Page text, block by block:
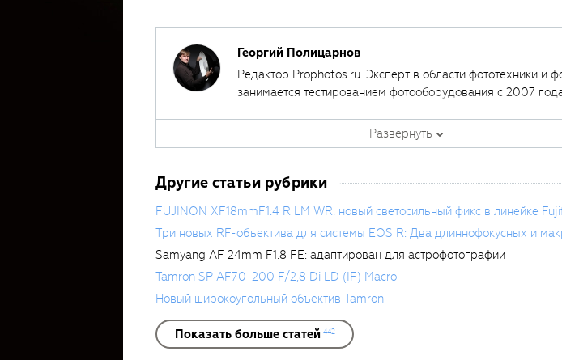
Георгий Полицарнов
Редактор Prophotos.ru. Эксперт в области фототехники и
занимается тестированием фотооборудования с 2007
Развернуть
Другие статьи рубрики
FUJINON XF18mmF1.4 R LM WR: новый светосильный фикс в линейке
Три новых RF-объектива для системы EOS R: Два длиннофокусных и
Samyang AF 24mm F1.8 FE: адаптирован для астрофотографии
Tamron SP AF70-200 F/2,8 Di LD (IF) Macro
Новый широкоугольный объектив Tamron
Показать больше статей 442